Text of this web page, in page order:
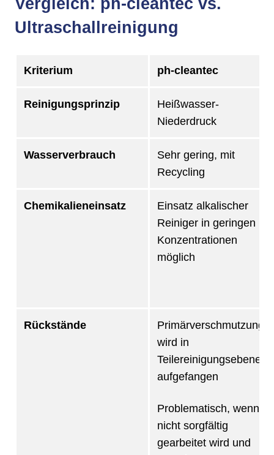
Vergleich: ph-cleantec vs.
Ultraschallreinigung
Kriterium ph-cleantec
Reinigungsprinzip
Heißwasser-
Niederdruck
Wasserverbrauch
Sehr gering, mit
Recycling
Chemikalieneinsatz
Einsatz alkalischer
Reiniger in geringen
Konzentrationen
möglich
Rückstände
Primärverschmutzung
wird in
Teilereinigungsebene
aufgefangen
Problematisch, wenn
nicht sorgfältig
gearbeitet wird und